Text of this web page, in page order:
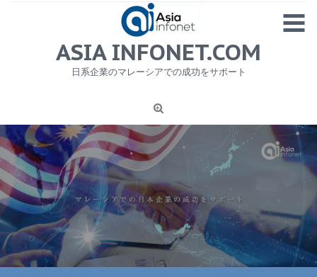
MENU
1
ニュース
労務サービス
プライバシーポリシー及び著作権について
お問合せ
ASIA INFONET.COM
日系企業のマレーシアでの成功をサポート